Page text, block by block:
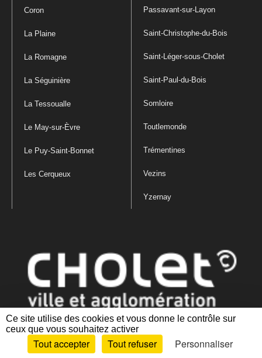
Ce site utilise des cookies et vous donne le contrôle sur
ceux que vous souhaitez activer
Tout accepter Tout refuser
Personnaliser
Coron
La Plaine
La Romagne
La Séguinière
La Tessoualle
Le May-sur-Èvre
Le Puy-Saint-Bonnet
Les Cerqueux
Passavant-sur-Layon
Saint-Christophe-du-Bois
Saint-Léger-sous-Cholet
Saint-Paul-du-Bois
Somloire
Toutlemonde
Trémentines
Vezins
Yzernay
Mentions légales|Politique de confidentialité
des cookies |Plan du site Accessibilité : partiellement conforme